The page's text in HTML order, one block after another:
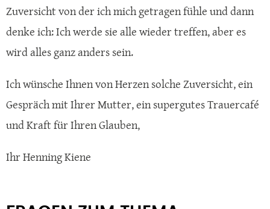
Zuversicht von der ich mich getragen fühle und dann
denke ich: Ich werde sie alle wieder treffen, aber es
wird alles ganz anders sein.
Ich wünsche Ihnen von Herzen solche Zuversicht, ein
Gespräch mit Ihrer Mutter, ein supergutes Trauercafé
und Kraft für Ihren Glauben,
Ihr Henning Kiene